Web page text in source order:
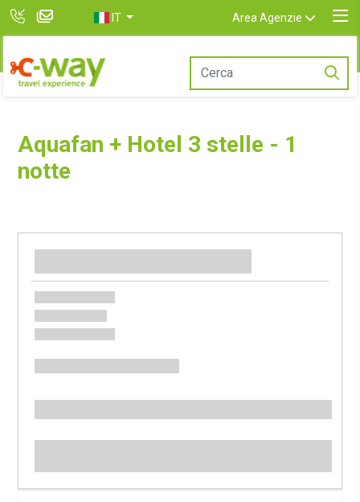
IT Area Agenzie
Aquafan + Hotel 3 stelle - 1
notte